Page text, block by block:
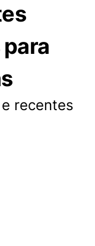
recentes